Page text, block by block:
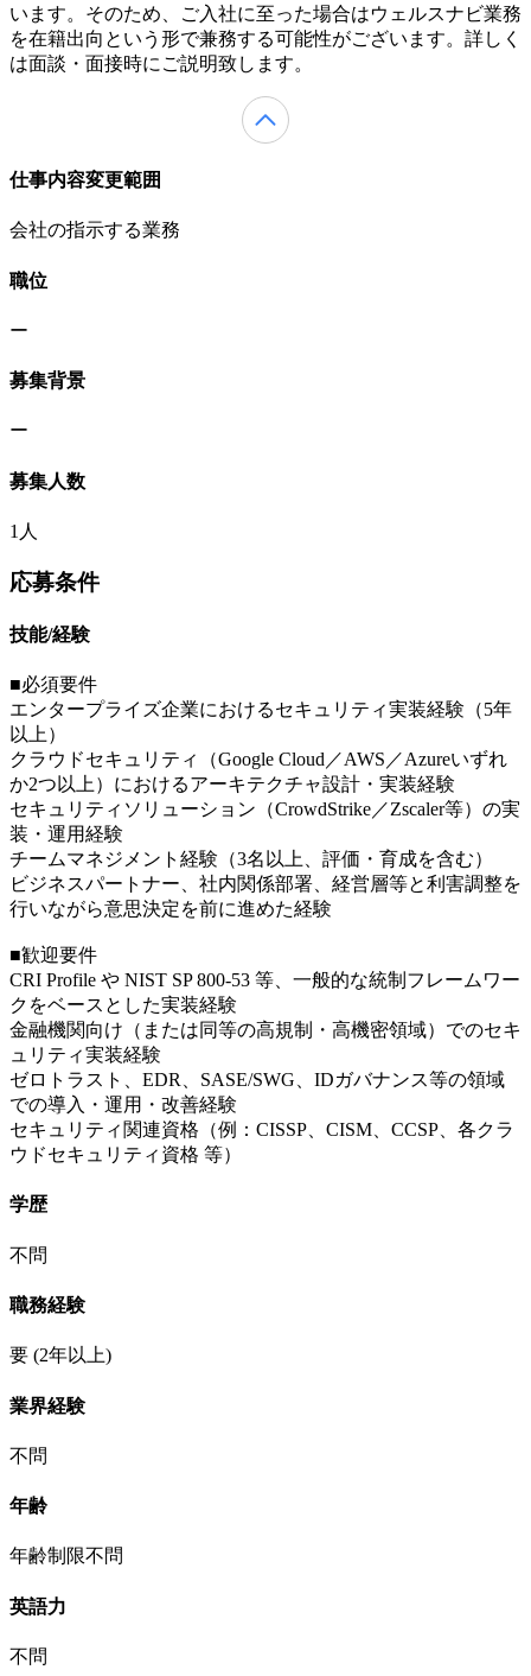
います。そのため、ご入社に至った場合はウェルスナビ業務
を在籍出向という形で兼務する可能性がございます。詳しく
は面談・面接時にご説明致します。
仕事内容変更範囲
会社の指示する業務
職位
ー
募集背景
ー
募集人数
1人
応募条件
技能/経験
■必須要件
エンタープライズ企業におけるセキュリティ実装経験（5年
以上）
クラウドセキュリティ（Google Cloud／AWS／Azureいずれ
か2つ以上）におけるアーキテクチャ設計・実装経験
セキュリティソリューション（CrowdStrike／Zscaler等）の実
装・運用経験
チームマネジメント経験（3名以上、評価・育成を含む）
ビジネスパートナー、社内関係部署、経営層等と利害調整を
行いながら意思決定を前に進めた経験
■歓迎要件
CRI Profile や NIST SP 800-53 等、一般的な統制フレームワー
クをベースとした実装経験
金融機関向け（または同等の高規制・高機密領域）でのセキ
ュリティ実装経験
ゼロトラスト、EDR、SASE/SWG、IDガバナンス等の領域
での導入・運用・改善経験
セキュリティ関連資格（例：CISSP、CISM、CCSP、各クラ
ウドセキュリティ資格 等）
学歴
不問
職務経験
要 (2年以上)
業界経験
不問
年齢
年齢制限不問
英語力
不問